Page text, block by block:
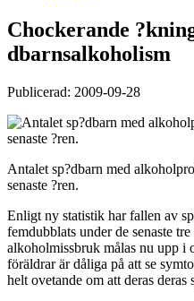
Chockerande
dbarnsalkoholism
Publicerad: 2009-09-28
Antalet sp?dbarn med
senaste ?ren.
Enligt ny statistik har fallen av
femdubblats under de senaste
alkoholmissbruk målas nu upp i
föräldrar är dåliga på att se
helt ovetande om att deras